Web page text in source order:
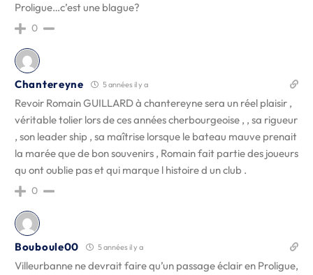
Proligue…c’est une blague?
0
Chantereyne 5 années il y a
Revoir Romain GUILLARD à chantereyne sera un réel plaisir ,
véritable tolier lors de ces années cherbourgeoise , , sa rigueur
, son leader ship , sa maîtrise lorsque le bateau mauve prenait
la marée que de bon souvenirs , Romain fait partie des joueurs
qu ont oublie pas et qui marque l histoire d un club .
0
Bouboule00 5 années il y a
Villeurbanne ne devrait faire qu’un passage éclair en Proligue,